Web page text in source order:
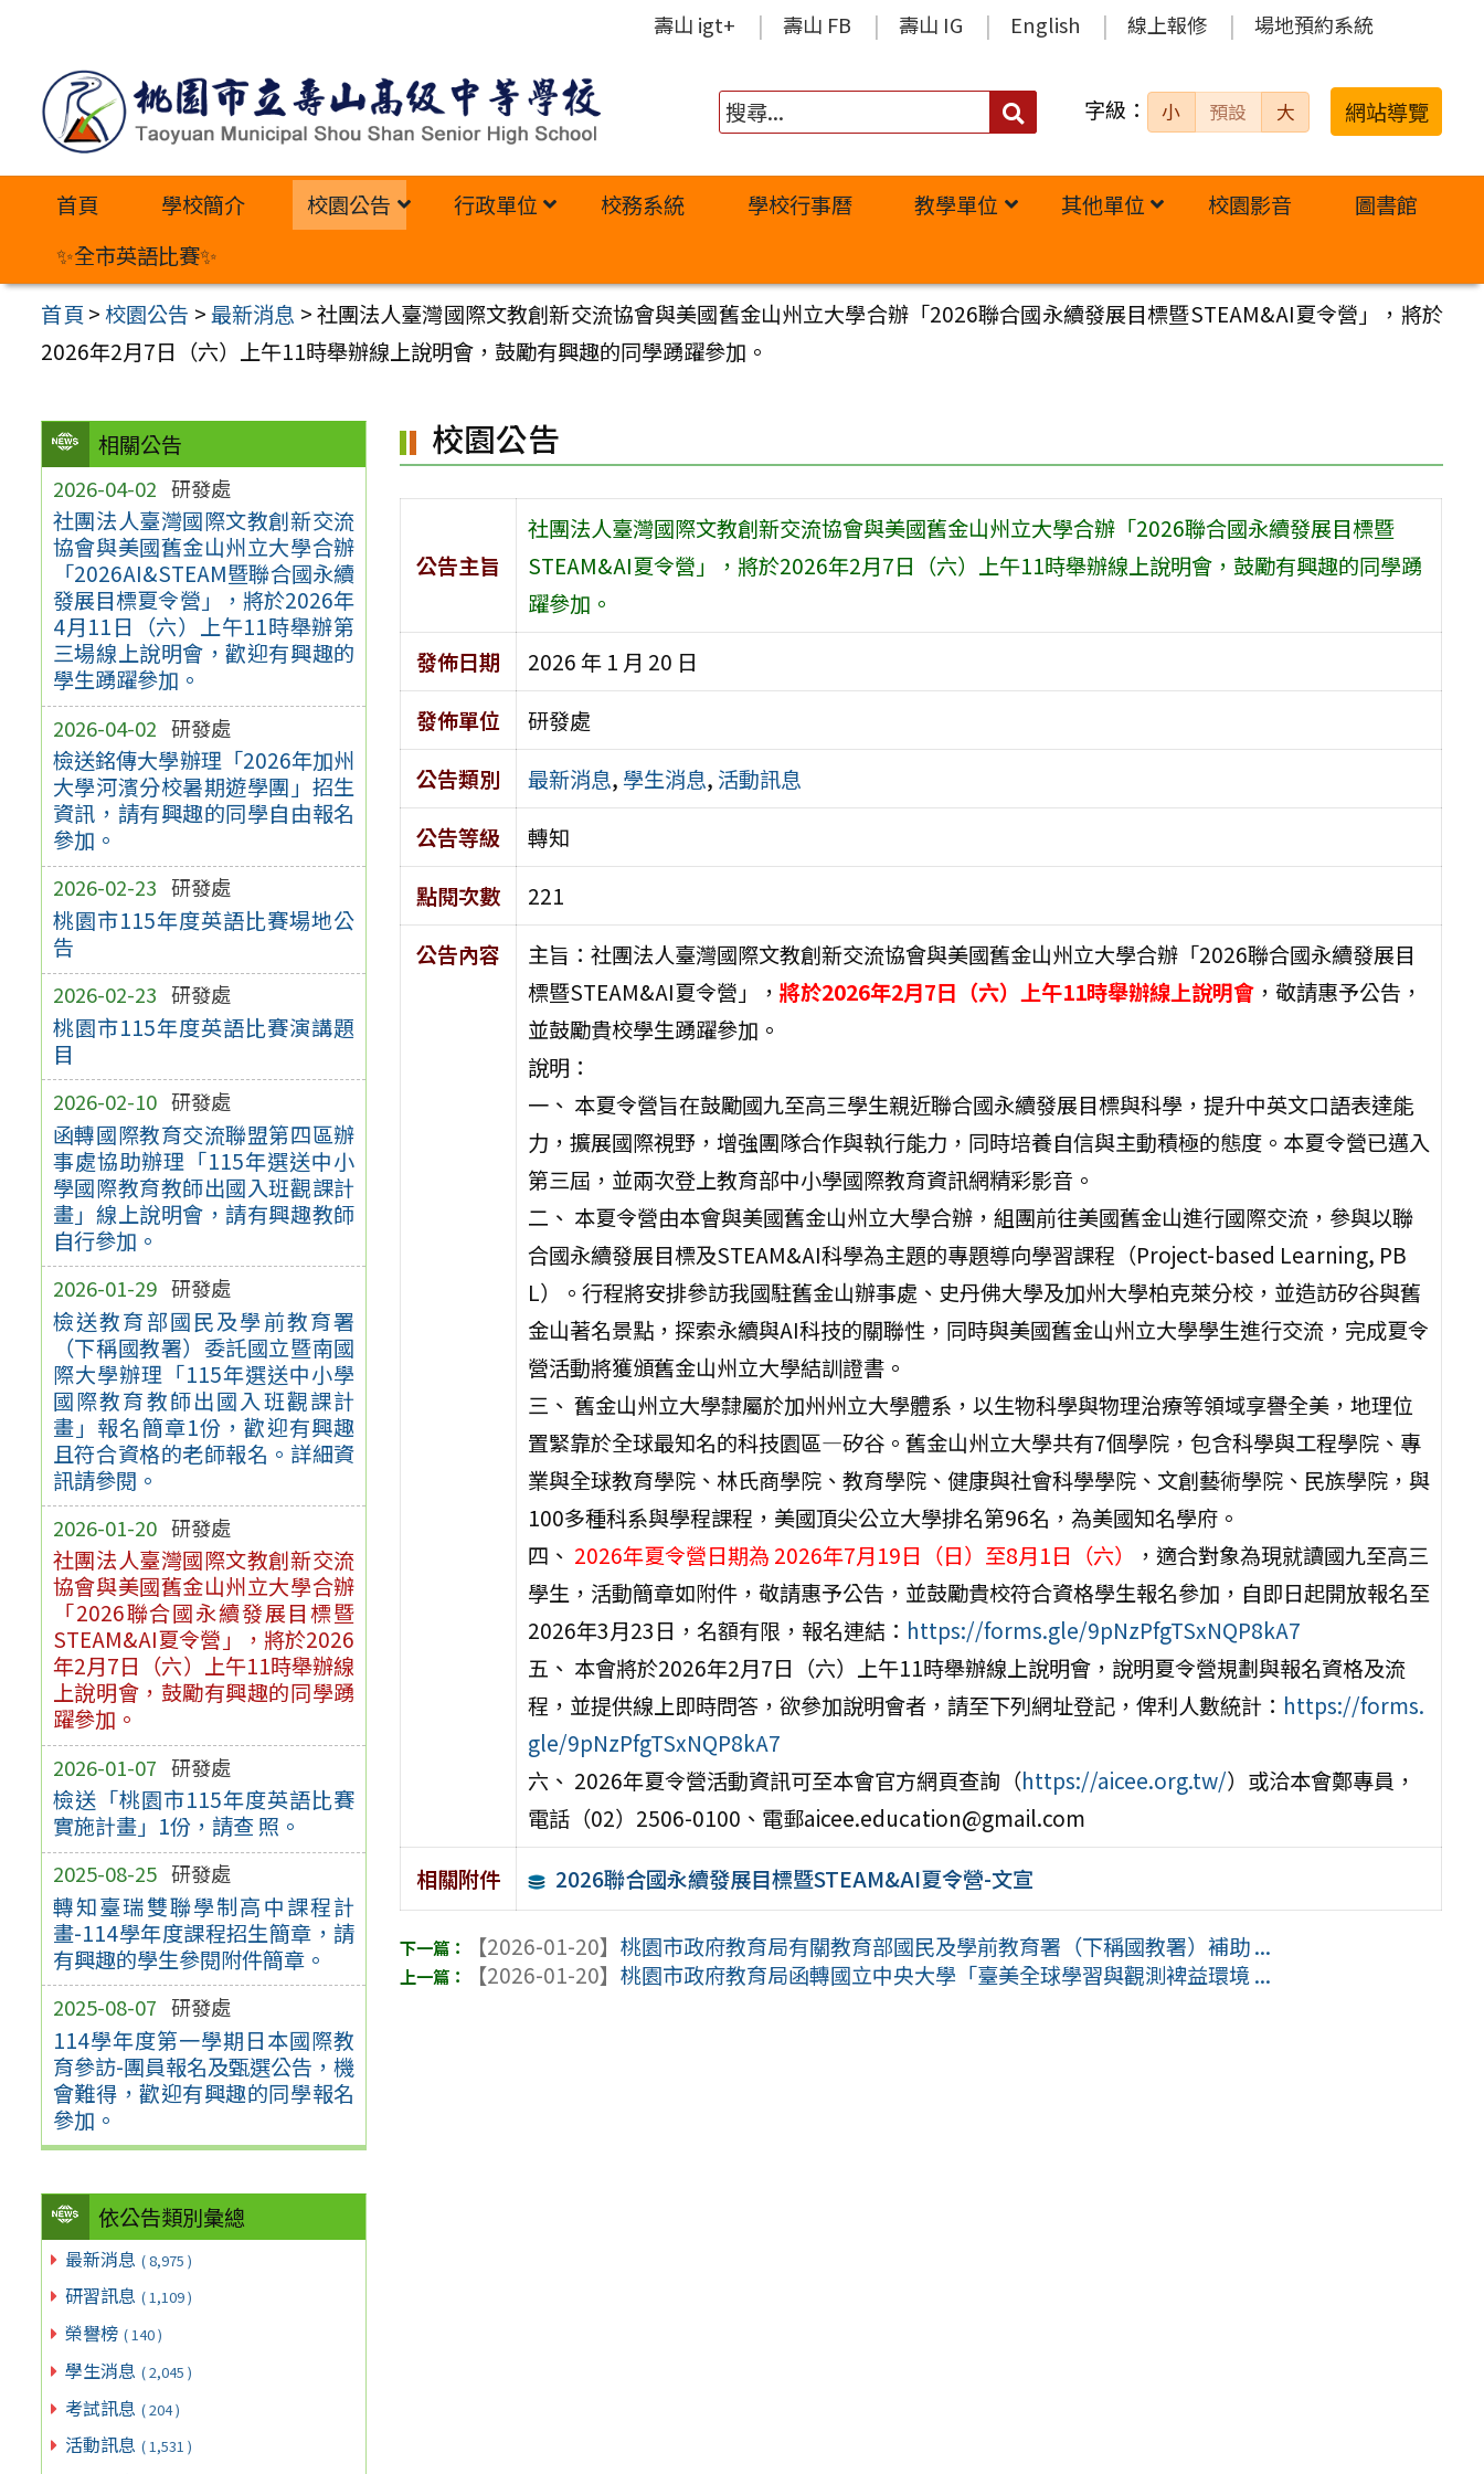
內
壽山 igt+ 壽山 FB 壽山 IG English 線上報修 場地預約系統
搜
字級： 小 預設 大 網站導覽
首頁 學校簡介 校園公告 行政單位 校務系統 學校行事曆 教學單位 其他單位 校園影音
圖書館
✨全市英語比賽✨
首頁 >校園公告 >最新消息 >社團法人臺灣國際文教創新交流協會與美國舊金山州立大學合辦「2026聯合國永續發展目標暨STEAM&AI夏令營」，將於
2026年2月7日（六）上午11時舉辦線上說明會，鼓勵有興趣的同學踴躍參加。
相關公告
2026-04-02 研發處
社團法人臺灣國際文教創新交流
協會與美國舊金山州立大學合辦
「2026AI&STEAM暨聯合國永續
發展目標夏令營」，將於2026年
4月11日（六）上午11時舉辦第
三場線上說明會，歡迎有興趣的
學生踴躍參加。
2026-04-02 研發處
檢送銘傳大學辦理「2026年加州
大學河濱分校暑期遊學團」招生
資訊，請有興趣的同學自由報名
參加。
2026-02-23 研發處
桃園市115年度英語比賽場地公
告
2026-02-23 研發處
桃園市115年度英語比賽演講題
目
2026-02-10 研發處
函轉國際教育交流聯盟第四區辦
事處協助辦理「115年選送中小
學國際教育教師出國入班觀課計
畫」線上說明會，請有興趣教師
自行參加。
2026-01-29 研發處
檢送教育部國民及學前教育署
（下稱國教署）委託國立暨南國
際大學辦理「115年選送中小學
國際教育教師出國入班觀課計
畫」報名簡章1份，歡迎有興趣
且符合資格的老師報名。詳細資
訊請參閱。
2026-01-20 研發處
社團法人臺灣國際文教創新交流
協會與美國舊金山州立大學合辦
「2026聯合國永續發展目標暨
STEAM&AI夏令營」，將於2026
年2月7日（六）上午11時舉辦線
上說明會，鼓勵有興趣的同學踴
躍參加。
2026-01-07 研發處
檢送「桃園市115年度英語比賽
實施計畫」1份，請查 照。
2025-08-25 研發處
轉知臺瑞雙聯學制高中課程計
畫-114學年度課程招生簡章，請
有興趣的學生參閱附件簡章。
2025-08-07 研發處
114學年度第一學期日本國際教
育參訪-團員報名及甄選公告，機
會難得，歡迎有興趣的同學報名
參加。
依公告類別彙總
最新消息 ( 8,975 )
研習訊息 ( 1,109 )
榮譽榜 ( 140 )
學生消息 ( 2,045 )
考試訊息 ( 204 )
活動訊息 ( 1,531 )
校園公告
公告主旨
社團法人臺灣國際文教創新交流協會與美國舊金山州立大學合辦「2026聯合國永續發展目標暨
STEAM&AI夏令營」，將於2026年2月7日（六）上午11時舉辦線上說明會，鼓勵有興趣的同學踴
躍參加。
發佈日期
2026 年 1 月 20 日
發佈單位
研發處
公告類別
最新消息, 學生消息, 活動訊息
公告等級
轉知
點閱次數
221
公告內容
主旨：社團法人臺灣國際文教創新交流協會與美國舊金山州立大學合辦「2026聯合國永續發展目
標暨STEAM&AI夏令營」， 將於2026年2月7日（六）上午11時舉辦線上說明會，敬請惠予公告，
並鼓勵貴校學生踴躍參加。
說明：
一、 本夏令營旨在鼓勵國九至高三學生親近聯合國永續發展目標與科學，提升中英文口語表達能
力，擴展國際視野，增強團隊合作與執行能力，同時培養自信與主動積極的態度。本夏令營已邁入
第三屆，並兩次登上教育部中小學國際教育資訊網精彩影音。
二、 本夏令營由本會與美國舊金山州立大學合辦，組團前往美國舊金山進行國際交流，參與以聯
合國永續發展目標及STEAM&AI科學為主題的專題導向學習課程（Project-based Learning, PB
L）。行程將安排參訪我國駐舊金山辦事處、史丹佛大學及加州大學柏克萊分校，並造訪矽谷與舊
金山著名景點，探索永續與AI科技的關聯性，同時與美國舊金山州立大學學生進行交流，完成夏令
營活動將獲頒舊金山州立大學結訓證書。
三、 舊金山州立大學隸屬於加州州立大學體系，以生物科學與物理治療等領域享譽全美，地理位
置緊靠於全球最知名的科技園區—矽谷。舊金山州立大學共有7個學院，包含科學與工程學院、專
業與全球教育學院、林氏商學院、教育學院、健康與社會科學學院、文創藝術學院、民族學院，與
100多種科系與學程課程，美國頂尖公立大學排名第96名，為美國知名學府。
四、 2026年夏令營日期為 2026年7月19日（日）至8月1日（六）
，適合對象為現就讀國九至高三
學生，活動簡章如附件，敬請惠予公告，並鼓勵貴校符合資格學生報名參加，自即日起開放報名至
2026年3月23日，名額有限，報名連結： https://forms.gle/9pNzPfgTSxNQP8kA7
五、 本會將於2026年2月7日（六）上午11時舉辦線上說明會，說明夏令營規劃與報名資格及流
程，並提供線上即時問答，欲參加說明會者，請至下列網址登記，俾利人數統計： https://forms.
gle/9pNzPfgTSxNQP8kA7
六、 2026年夏令營活動資訊可至本會官方網頁查詢（https://aicee.org.tw/）或洽本會鄭專員，
電話（02）2506-0100、電郵aicee.education@gmail.com
相關附件
2026聯合國永續發展目標暨STEAM&AI夏令營-文宣
【2026-01-20】桃園市政府教育局有關教育部國民及學前教育署（下稱國教署）補助 ...
【2026-01-20】桃園市政府教育局函轉國立中央大學「臺美全球學習與觀測裨益環境 ...